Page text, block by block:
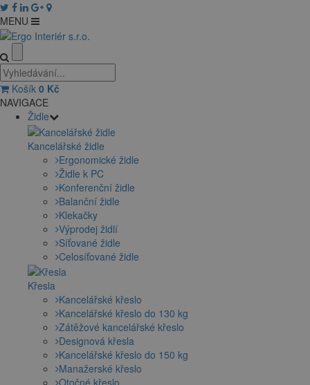
MENU
Košík 0 Kč
NAVIGACE
Židle
Kancelářské židle
Ergonomické židle
Židle k PC
Konferenční židle
Balanční židle
Klekačky
Výprodej židlí
Síťované židle
Celosíťované židle
Křesla
Kancelářské křeslo
Kancelářské křeslo do 130 kg
Zátěžové kancelářské křeslo
Designová křesla
Kancelářské křeslo do 150 kg
Manažerské křeslo
Otočné křeslo